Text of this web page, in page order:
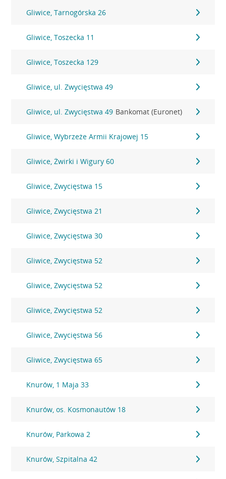
Gliwice, Tarnogórska 26
Gliwice, Toszecka 11
Gliwice, Toszecka 129
Gliwice, ul. Zwycięstwa 49
Gliwice, ul. Zwycięstwa 49 Bankomat (Euronet)
Gliwice, Wybrzeże Armii Krajowej 15
Gliwice, Żwirki i Wigury 60
Gliwice, Zwycięstwa 15
Gliwice, Zwycięstwa 21
Gliwice, Zwycięstwa 30
Gliwice, Zwycięstwa 52
Gliwice, Zwycięstwa 52
Gliwice, Zwycięstwa 52
Gliwice, Zwycięstwa 56
Gliwice, Zwycięstwa 65
Knurów, 1 Maja 33
Knurów, os. Kosmonautów 18
Knurów, Parkowa 2
Knurów, Szpitalna 42